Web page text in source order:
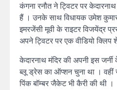
कंगना रनौत ने ट्विटर पर
हैं । उनके साथ विधायक उमेश
इमरजेंसी मूवी के राइटर विजयेंद्र
अपने ट्विटर पर एक वीडियो क्लिप
केदारनाथ मंदिर की अपनी इस
ब्लू ड्रेस का ऑप्शन चुना था । वहीं
पिंक बॉम्बर जैकेट भी कैरी की थी ।